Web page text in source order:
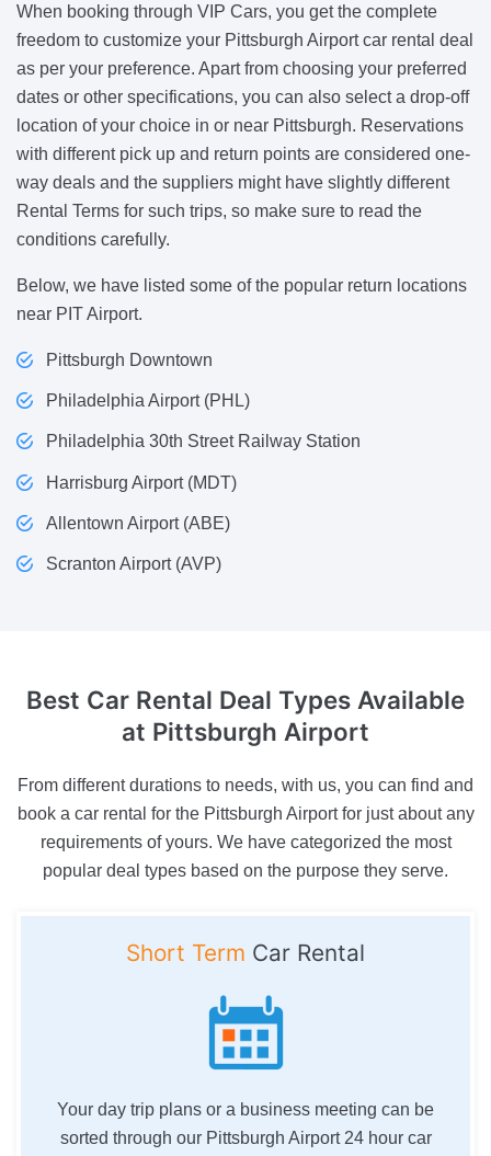
When booking through VIP Cars, you get the complete
freedom to customize your Pittsburgh Airport car rental deal
as per your preference. Apart from choosing your preferred
dates or other specifications, you can also select a drop-off
location of your choice in or near Pittsburgh. Reservations
with different pick up and return points are considered one-
way deals and the suppliers might have slightly different
Rental Terms for such trips, so make sure to read the
conditions carefully.
Below, we have listed some of the popular return locations
near PIT Airport.
Pittsburgh Downtown
Philadelphia Airport (PHL)
Philadelphia 30th Street Railway Station
Harrisburg Airport (MDT)
Allentown Airport (ABE)
Scranton Airport (AVP)
Best Car Rental Deal Types Available
at Pittsburgh Airport
From different durations to needs, with us, you can find and
book a car rental for the Pittsburgh Airport for just about any
requirements of yours. We have categorized the most
popular deal types based on the purpose they serve.
Short Term Car Rental
Your day trip plans or a business meeting can be
sorted through our Pittsburgh Airport 24 hour car